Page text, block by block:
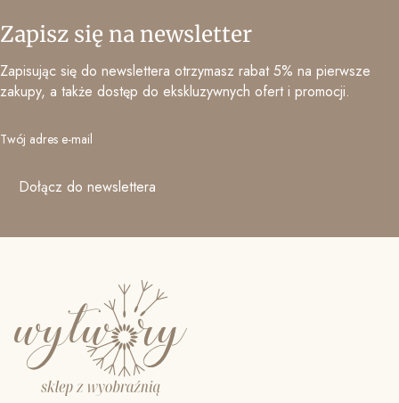
Zapisz się na newsletter
Zapisując się do newslettera otrzymasz rabat 5% na pierwsze
zakupy, a także dostęp do ekskluzywnych ofert i promocji.
Twój adres e-mail
Dołącz do newslettera